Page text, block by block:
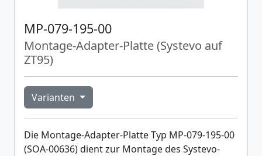
MP-079-195-00
Montage-Adapter-Platte (Systevo auf
ZT95)
Varianten
Die Montage-Adapter-Platte Typ MP-079-195-00
(SOA-00636) dient zur Montage des Systevo-